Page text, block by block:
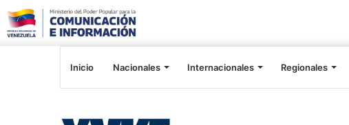
Inicio Nacionales Internacionales Regionales